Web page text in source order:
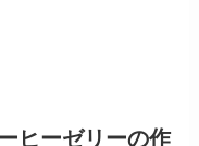
ヒーゼリーの作